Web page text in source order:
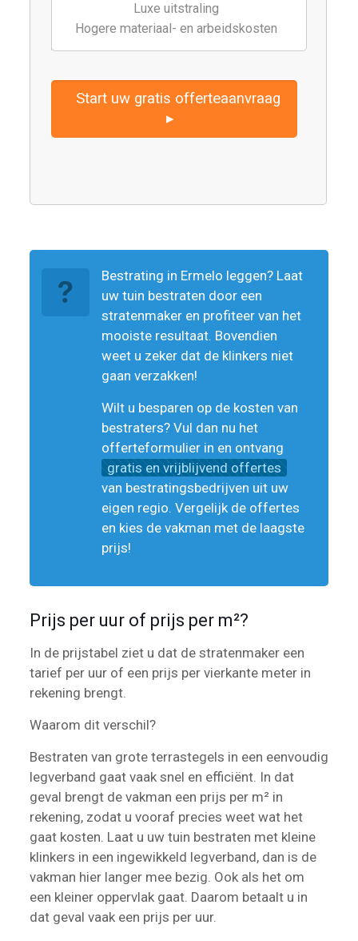
Luxe uitstraling
Hogere materiaal- en arbeidskosten
Start uw gratis offerteaanvraag
▸
Bestrating in Ermelo leggen? Laat
uw tuin bestraten door een
stratenmaker en profiteer van het
mooiste resultaat. Bovendien
weet u zeker dat de klinkers niet
gaan verzakken!
Wilt u besparen op de kosten van
bestraters? Vul dan nu het
offerteformulier in en ontvang
gratis en vrijblijvend offertes
van bestratingsbedrijven uit uw
eigen regio. Vergelijk de offertes
en kies de vakman met de laagste
prijs!
Prijs per uur of prijs per m²?
In de prijstabel ziet u dat de stratenmaker een
tarief per uur of een prijs per vierkante meter in
rekening brengt.
Waarom dit verschil?
Bestraten van grote terrastegels in een eenvoudig
legverband gaat vaak snel en efficiënt. In dat
geval brengt de vakman een prijs per m² in
rekening, zodat u vooraf precies weet wat het
gaat kosten. Laat u uw tuin bestraten met kleine
klinkers in een ingewikkeld legverband, dan is de
vakman hier langer mee bezig. Ook als het om
een kleiner oppervlak gaat. Daarom betaalt u in
dat geval vaak een prijs per uur.